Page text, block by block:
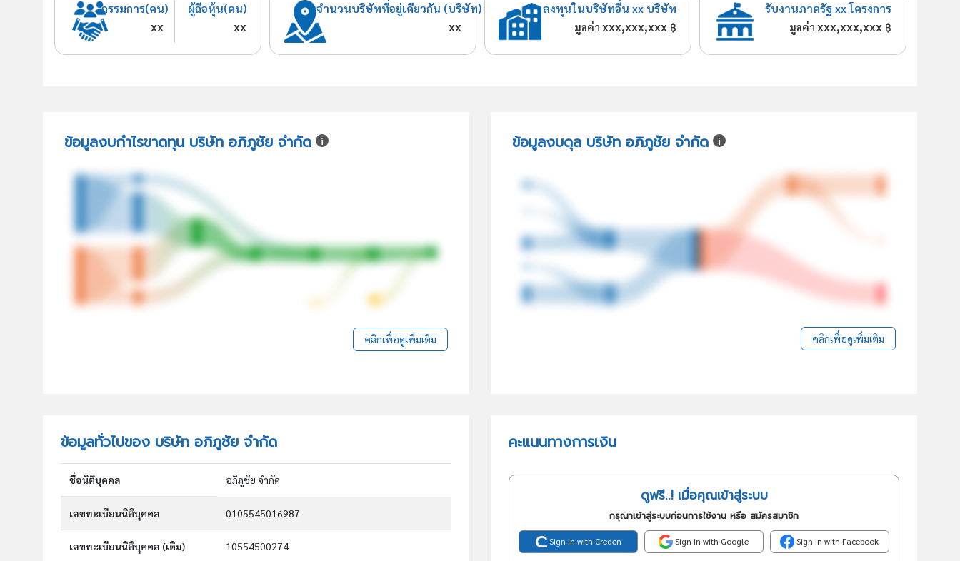
กรรมการ(คน)
xx
ผู้ถือหุ้น(คน)
xx
จำนวนบริษัทที่อยู่เดียวกัน (บริษัท)
xx
ลงทุนในบริษัทอื่น xx บริษัท
มูลค่าxxx,xxx,xxx ฿
รับงานภาครัฐ xx โครงการ
มูลค่าxxx,xxx,xxx ฿
ข้อมูลงบกำไรขาดทุน บริษัท อภิภูชัย จำกัด
คลิกเพื่อดูเพิ่มเติม
ข้อมูลงบดุล บริษัท อภิภูชัย จำกัด
คลิกเพื่อดูเพิ่มเติม
ข้อมูลทั่วไปของ บริษัท อภิภูชัย จำกัด
ชื่อนิติบุคคล อภิภูชัย จำกัด
เลขทะเบียนนิติบุคคล 0105545016987
เลขทะเบียนนิติบุคคล (เดิม) 10554500274
คะแนนทางการเงิน
ดูฟรี..! เมื่อคุณเข้าสู่ระบบ
กรุณาเข้าสู่ระบบก่อนการใช้งาน หรือ สมัครสมาชิก
Sign in with Creden Sign in with Google Sign in with Facebook